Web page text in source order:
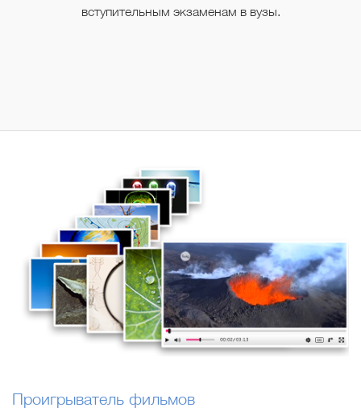
вступительным экзаменам в вузы.
Проигрыватель фильмов